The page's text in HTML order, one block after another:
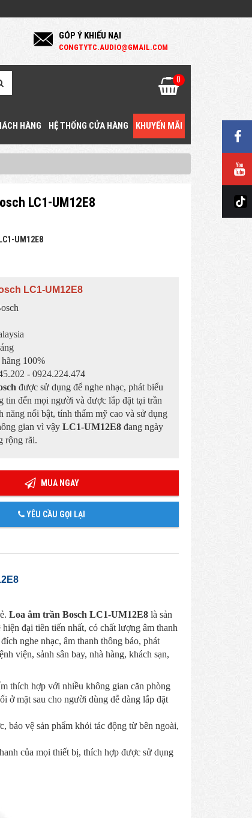
GÓP Ý KHIẾU NẠI
CONGTYTC.AUDIO@GMAIL.COM
0
HÀNG HỆ THỐNG CỬA HÀNG KHUYẾN MÃI
LC1-UM12E8
UM12E8
LC1-UM12E8
100%
- 0924.224.474
được sử dụng để nghe nhạc, phát biểu
tin đến mọi người và được lắp đặt tại trần
năng nổi bật, tính thẩm mỹ cao và sử dụng
gian vì vậyLC1-UM12E8 đang ngày
rộng rãi.
MUA NGAY
YÊU CẦU GỌI LẠI
Loa âm trần Bosch LC1-UM12E8 là sản
đại tiên tiến nhất, có chất lượng âm thanh
nghe nhạc, âm thanh thông báo, phát
viện, sảnh sân bay, nhà hàng, khách sạn,
thích hợp với nhiều không gian căn phòng
ở mặt sau cho người dùng dễ dàng lắp đặt
bảo vệ sản phẩm khỏi tác động từ bên ngoài,
của mọi thiết bị, thích hợp được sử dụng